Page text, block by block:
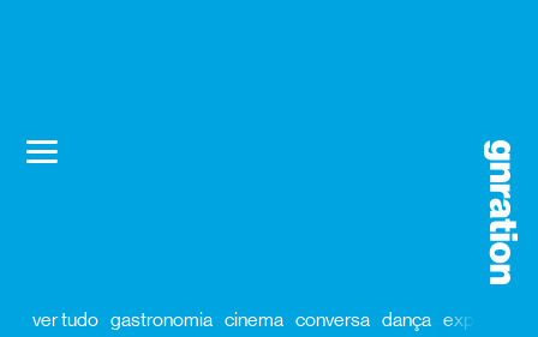
ver tudo gastronomia cinema conversa dança exposição